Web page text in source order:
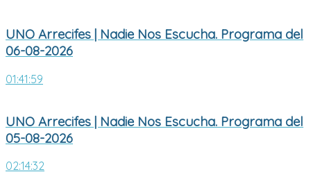
UNO Arrecifes | Nadie Nos Escucha. Programa del
06-08-2026
01:41:59
UNO Arrecifes | Nadie Nos Escucha. Programa del
05-08-2026
02:14:32